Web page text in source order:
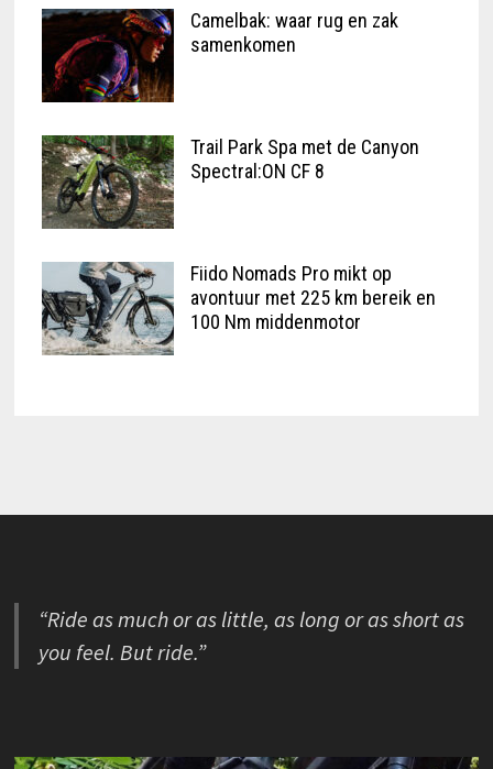
Camelbak: waar rug en zak
samenkomen
Trail Park Spa met de Canyon
Spectral:ON CF 8
Fiido Nomads Pro mikt op
avontuur met 225 km bereik en
100 Nm middenmotor
“Ride as much or as little, as long or as short as
you feel. But ride.”